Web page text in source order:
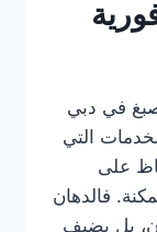
في دبي
الخدمات التي
على
فالدهان
بل يضيف